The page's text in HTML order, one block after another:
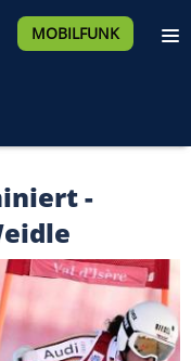
MOBILFUNK
-